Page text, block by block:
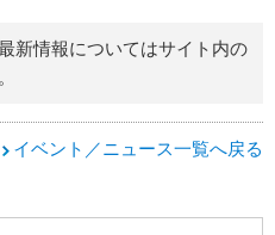
新情報についてはサイト内の
イベント／ニュース一覧へ戻る